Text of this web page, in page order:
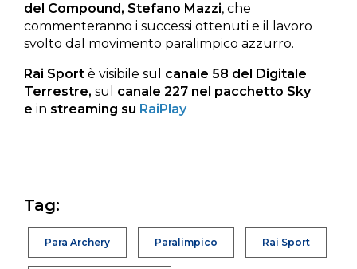
del Compound, Stefano Mazzi, che
commenteranno i successi ottenuti e il lavoro
svolto dal movimento paralimpico azzurro.
Rai Sport è visibile sul canale 58 del Digitale
Terrestre, sul canale 227 nel pacchetto Sky
e in streaming su RaiPlay
Tag:
Para Archery Paralimpico Rai Sport